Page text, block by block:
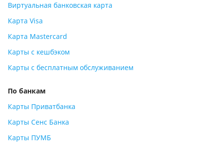
Виртуальная банковская карта
Карта Visa
Карта Mastercard
Карты с кешбэком
Карты с бесплатным обслуживанием
По банкам
Карты Приватбанка
Карты Сенс Банка
Карты ПУМБ